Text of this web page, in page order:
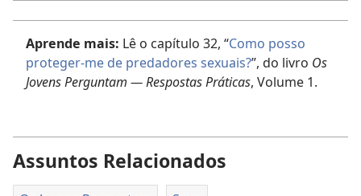
Aprende mais: Lê o capítulo 32, “Como posso
proteger-me de predadores sexuais?”, do livro Os
Jovens Perguntam — Respostas Práticas, Volume 1.
Assuntos Relacionados